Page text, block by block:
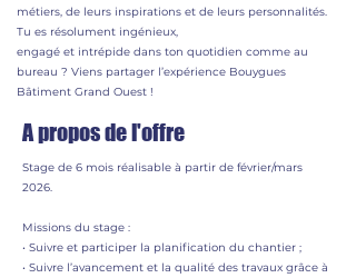
métiers, de leurs inspirations et de leurs personnalités.
Tu es résolument ingénieux,
engagé et intrépide dans ton quotidien comme au
bureau ? Viens partager l’expérience Bouygues
Bâtiment Grand Ouest !
A propos de l'offre
Stage de 6 mois réalisable à partir de février/mars
2026.
Missions du stage :
• Suivre et participer la planification du chantier ;
• Suivre l’avancement et la qualité des travaux grâce à